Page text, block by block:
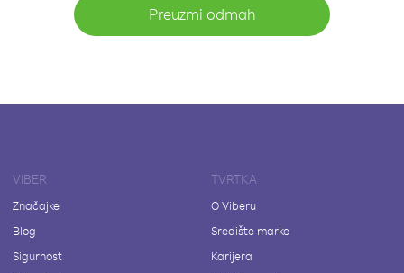
Preuzmi odmah
VIBER
Značajke
Blog
Sigurnost
TVRTKA
O Viberu
Središte marke
Karijera